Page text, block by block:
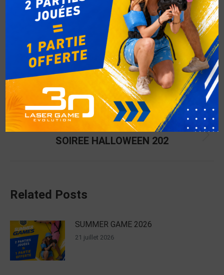
PRÉCÉDENT
SOIREE HALLOWEEN 2024
SOIREE HALLOWEEN 202
Related Posts
SUMMER GAME 2026
21 juillet 2026